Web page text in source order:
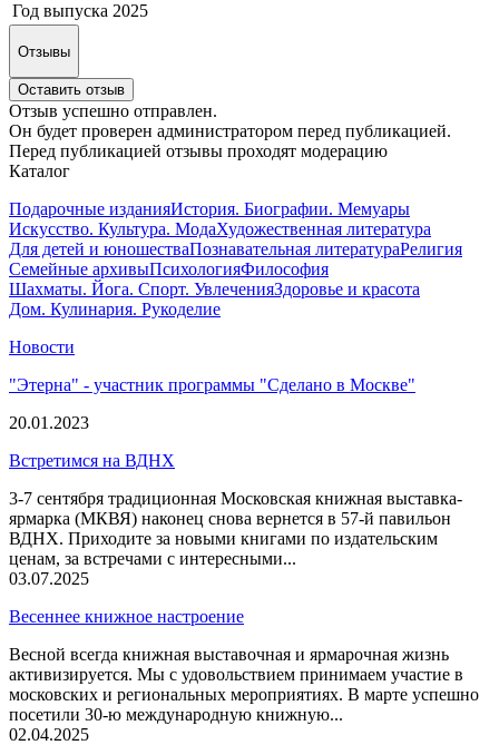
Год выпуска 2025
Отзывы
Оставить отзыв
Отзыв успешно отправлен.
Он будет проверен администратором перед публикацией.
Перед публикацией отзывы проходят модерацию
Каталог
Подарочные изданияИстория. Биографии. Мемуары
Искусство. Культура. МодаХудожественная литература
Для детей и юношестваПознавательная литератураРелигия
Семейные архивыПсихологияФилософия
Шахматы. Йога. Спорт. УвлеченияЗдоровье и красота
Дом. Кулинария. Рукоделие
Новости
"Этерна" - участник программы "Сделано в Москве"
20.01.2023
Встретимся на ВДНХ
3-7 сентября традиционная Московская книжная выставка-
ярмарка (МКВЯ) наконец снова вернется в 57-й павильон
ВДНХ. Приходите за новыми книгами по издательским
ценам, за встречами с интересными...
03.07.2025
Весеннее книжное настроение
Весной всегда книжная выставочная и ярмарочная жизнь
активизируется. Мы с удовольствием принимаем участие в
московских и региональных мероприятиях. В марте успешно
посетили 30-ю международную книжную...
02.04.2025